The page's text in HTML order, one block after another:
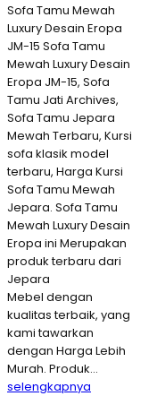
Sofa Tamu Mewah
Luxury Desain Eropa
JM-15 Sofa Tamu
Mewah Luxury Desain
Eropa JM-15, Sofa
Tamu Jati Archives,
Sofa Tamu Jepara
Mewah Terbaru, Kursi
sofa klasik model
terbaru, Harga Kursi
Sofa Tamu Mewah
Jepara. Sofa Tamu
Mewah Luxury Desain
Eropa ini Merupakan
produk terbaru dari
Jepara
Mebel dengan
kualitas terbaik, yang
kami tawarkan
dengan Harga Lebih
Murah. Produk…
selengkapnya